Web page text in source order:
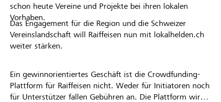
schon heute Vereine und Projekte bei ihren lokalen
Vorhaben.
Das Engagement für die Region und die Schweizer
Vereinslandschaft will Raiffeisen nun mit lokalhelden.ch
weiter stärken.
Ein gewinnorientiertes Geschäft ist die Crowdfunding-
Plattform für Raiffeisen nicht. Weder für Initiatoren noch
für Unterstützer fallen Gebühren an. Die Plattform wird